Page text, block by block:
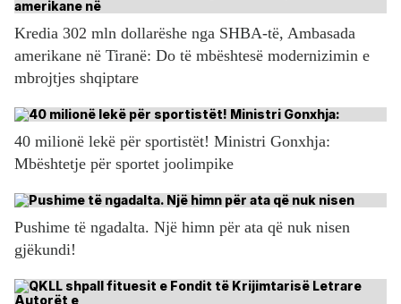
Kredia 302 mln dollarëshe nga SHBA-të, Ambasada
amerikane në Tiranë: Do të mbështesë modernizimin e
mbrojtjes shqiptare
40 milionë lekë për sportistët! Ministri Gonxhja:
Mbështetje për sportet joolimpike
Pushime të ngadalta. Një himn për ata që nuk nisen
gjëkundi!